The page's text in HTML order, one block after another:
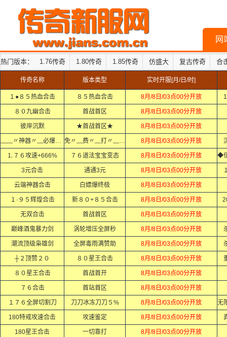
网
热门版本： 1.76传奇 1.80传奇 1.85传奇 仿盛大 复古传奇 合
传奇名称 版本类型 实时开服[月/日/时]
１●８５热血合击 ８５热血合击 8月/8日/03点00分开放
８０九幽合击 首战首区 8月/8日/03点00分开放
彼岸沉默 ★首战首区★ 8月/8日/03点00分开放
﹏﹏〃神器〃﹏必爆〃充值﹏﹏ 免〃﹏费〃﹏打〃﹏顶〃﹏赞〃 8月/8日/03点00分开放
⒈７６攻速+666% ７６道法宝宝变态 8月/8日/03点00分开放
3元合击 通通3元 8月/8日/03点00分开放
云端神器合击 白嫖爆终极 8月/8日/03点00分开放
１·９５辉煌合击 新８０+８５合击 8月/8日/03点00分开放
无双合击 首战首区 8月/8日/03点00分开放
巅峰酒鬼暴力剑 涡轮增压全屏秒 8月/8日/03点00分开放
潮流顶级枭雄剑 全屏毒雨满赞助 8月/8日/03点00分开放
┼２顶赞２０ ８０星王合击 8月/8日/03点00分开放
８０星王合击 首战首开 8月/8日/03点00分开放
７６合击 首站首区 8月/8日/03点00分开放
１７６全屏切割刀 刀刀冰冻刀刀５% 8月/8日/03点00分开放
180特戒攻速合击 攻速鉴定 8月/8日/03点00分开放
180星王合击 一切靠打 8月/8日/03点00分开放